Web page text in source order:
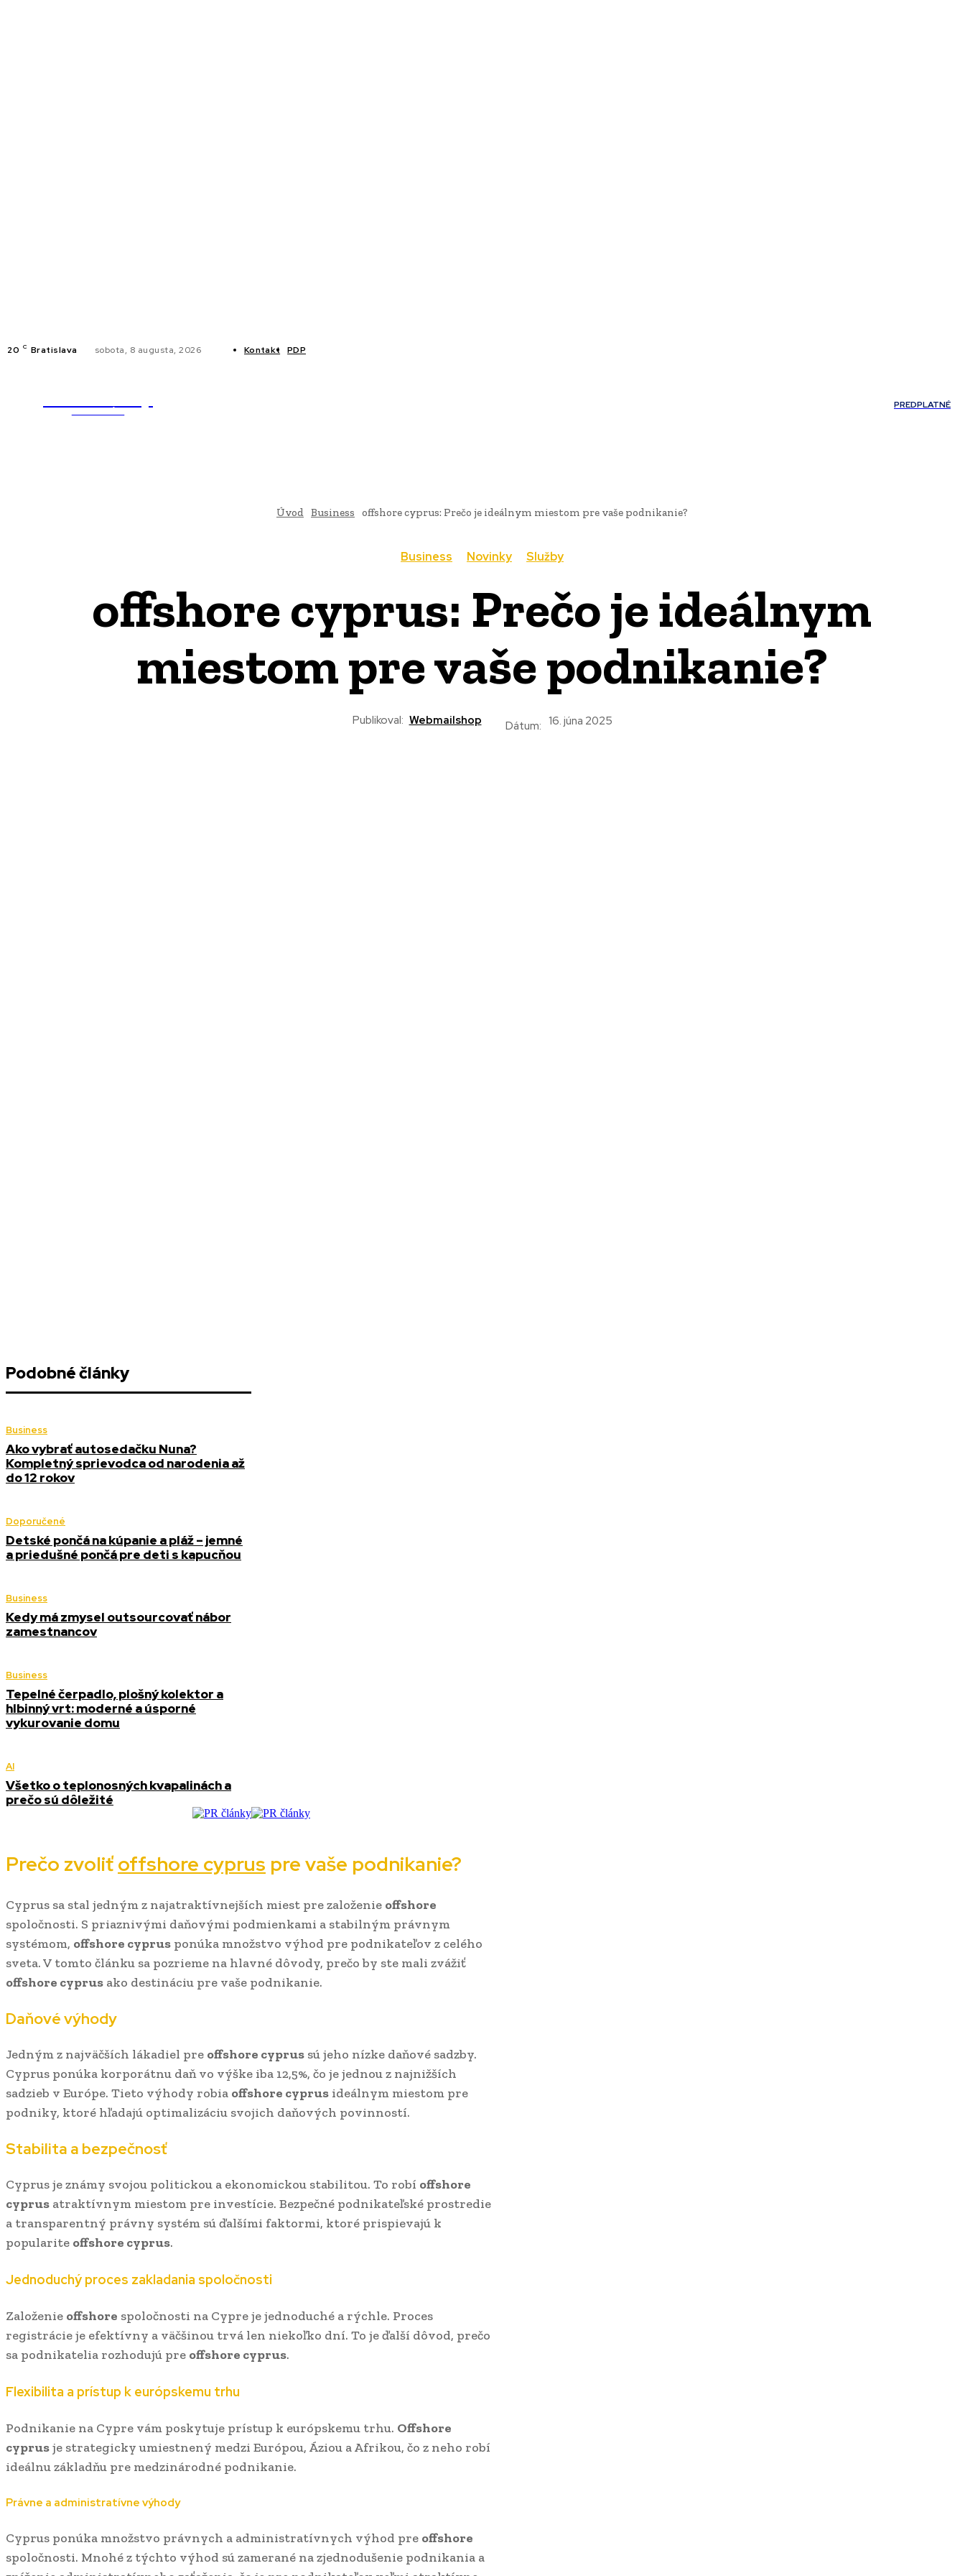
20 C Bratislava sobota, 8 augusta, 2026 Kontakt PDP
PREDPLATNÉ
Úvod Business offshore cyprus: Prečo je ideálnym miestom pre vaše podnikanie?
Business Novinky Služby
offshore cyprus: Prečo je ideálnym
miestom pre vaše podnikanie?
Publikoval: Webmailshop Dátum: 16. júna 2025
Podobné články
Business
Ako vybrať autosedačku Nuna?
Kompletný sprievodca od narodenia až
do 12 rokov
Doporučené
Detské pončá na kúpanie a pláž – jemné
a priedušné pončá pre deti s kapucňou
Business
Kedy má zmysel outsourcovať nábor
zamestnancov
Business
Tepelné čerpadlo, plošný kolektor a
hlbinný vrt: moderné a úsporné
vykurovanie domu
AI
Všetko o teplonosných kvapalinách a
prečo sú dôležité
Prečo zvoliťoffshore cyprus pre vaše podnikanie?
Cyprus sa stal jedným z najatraktívnejších miest pre založenie offshore
spoločnosti. S priaznivými daňovými podmienkami a stabilným právnym
systémom, offshore cyprus ponúka množstvo výhod pre podnikateľov z celého
sveta. V tomto článku sa pozrieme na hlavné dôvody, prečo by ste mali zvážiť
offshore cyprus ako destináciu pre vaše podnikanie.
Daňové výhody
Jedným z najväčších lákadiel pre offshore cyprus sú jeho nízke daňové sadzby.
Cyprus ponúka korporátnu daň vo výške iba 12,5%, čo je jednou z najnižších
sadzieb v Európe. Tieto výhody robia offshore cyprus ideálnym miestom pre
podniky, ktoré hľadajú optimalizáciu svojich daňových povinností.
Stabilita a bezpečnosť
Cyprus je známy svojou politickou a ekonomickou stabilitou. To robí offshore
cyprus atraktívnym miestom pre investície. Bezpečné podnikateľské prostredie
a transparentný právny systém sú ďalšími faktormi, ktoré prispievajú k
popularite offshore cyprus.
Jednoduchý proces zakladania spoločnosti
Založenie offshore spoločnosti na Cypre je jednoduché a rýchle. Proces
registrácie je efektívny a väčšinou trvá len niekoľko dní. To je ďalší dôvod, prečo
sa podnikatelia rozhodujú pre offshore cyprus.
Flexibilita a prístup k európskemu trhu
Podnikanie na Cypre vám poskytuje prístup k európskemu trhu. Offshore
cyprusje strategicky umiestnený medzi Európou, Áziou a Afrikou, čo z neho robí
ideálnu základňu pre medzinárodné podnikanie.
Právne a administratívne výhody
Cyprus ponúka množstvo právnych a administratívnych výhod pre offshore
spoločnosti. Mnohé z týchto výhod sú zamerané na zjednodušenie podnikania a